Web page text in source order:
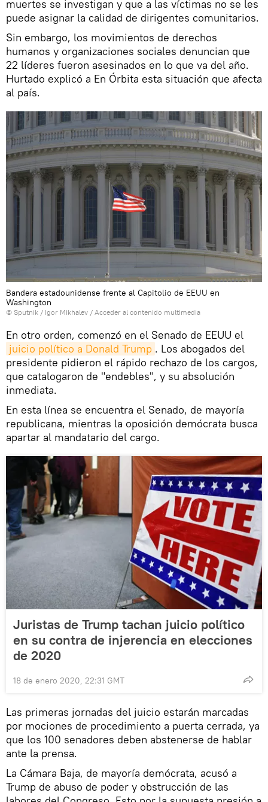
muertes se investigan y que a las víctimas no se les
puede asignar la calidad de dirigentes comunitarios.
Sin embargo, los movimientos de derechos
humanos y organizaciones sociales denuncian que
22 líderes fueron asesinados en lo que va del año.
Hurtado explicó a En Órbita esta situación que afecta
al país.
Bandera estadounidense frente al Capitolio de EEUU en
Washington
© Sputnik / Igor Mikhalev / Acceder al contenido multimedia
En otro orden, comenzó en el Senado de EEUU el
juicio político a Donald Trump . Los abogados del
presidente pidieron el rápido rechazo de los cargos,
que catalogaron de "endebles", y su absolución
inmediata.
En esta línea se encuentra el Senado, de mayoría
republicana, mientras la oposición demócrata busca
apartar al mandatario del cargo.
Juristas de Trump tachan juicio político
en su contra de injerencia en elecciones
de 2020
18 de enero 2020, 22:31 GMT
Las primeras jornadas del juicio estarán marcadas
por mociones de procedimiento a puerta cerrada, ya
que los 100 senadores deben abstenerse de hablar
ante la prensa.
La Cámara Baja, de mayoría demócrata, acusó a
Trump de abuso de poder y obstrucción de las